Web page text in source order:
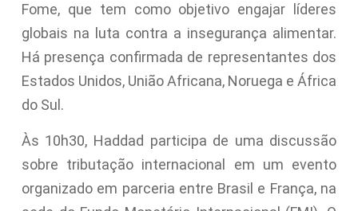
Fome, que tem como objetivo engajar líderes
globais na luta contra a insegurança alimentar.
Há presença confirmada de representantes dos
Estados Unidos, União Africana, Noruega e África
do Sul.
Às 10h30, Haddad participa de uma discussão
sobre tributação internacional em um evento
organizado em parceria entre Brasil e França, na